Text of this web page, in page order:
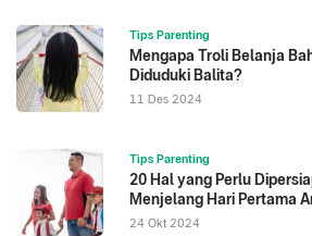
Tips Parenting
Mengapa Troli Belanja
Diduduki Balita?
11 Des 2024
Tips Parenting
20 Hal yang Perlu
Menjelang Hari Pertama
24 Okt 2024